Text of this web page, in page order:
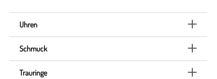
Uhren
Schmuck
Trauringe